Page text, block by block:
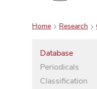
Home Research
Database
Periodicals
Classification